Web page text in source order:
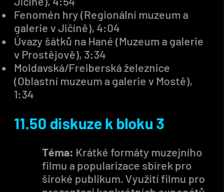
Fenomén hry (Regionální muzeum a
galerie v Jičíně), 4:04
Úvazy šátků na Hané (Muzeum a galerie
v Prostějově), 3:34
Moldavská/Freiberská železnice
(Oblastní muzeum a galerie v Mostě),
1:34
11.50 diskuze k bloku 3
Téma: Krátké formáty muzejního
filmu a popularizace sbírek pro
široké publikum. Využití filmu pro